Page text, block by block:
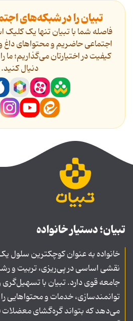
تبیان را در شبکه‌های
فاصله شما با تبیان تنها یک
اجتماعی حاضریم و محتواهای داغ
کیفیت در اختیارتان می‌گذاریم؛
دنیال کنید.
تبیان؛ دستیار خانواده
خانواده به عنوان کوچکترین سلول
نقشی اساسی در پی‌ریزی، تربیت و
جامعه قوی دارد. تبیان با تسهیل‌گری
توانمندسازی، خدمات و محتواهایی را
می‌دهد که بتواند گره‌گشای معضلات